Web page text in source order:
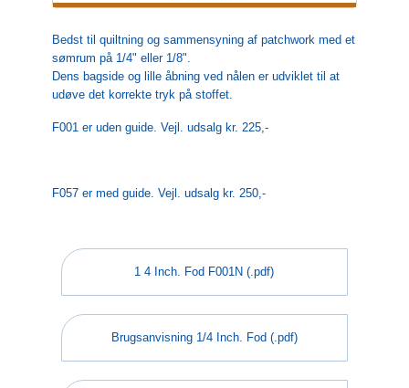
Bedst til quiltning og sammensyning af patchwork med et
sømrum på 1/4" eller 1/8".
Dens bagside og lille åbning ved nålen er udviklet til at
udøve det korrekte tryk på stoffet.
F001 er uden guide. Vejl. udsalg kr. 225,-
F057 er med guide. Vejl. udsalg kr. 250,-
1 4 Inch. Fod F001N (.pdf)
Brugsanvisning 1/4 Inch. Fod (.pdf)